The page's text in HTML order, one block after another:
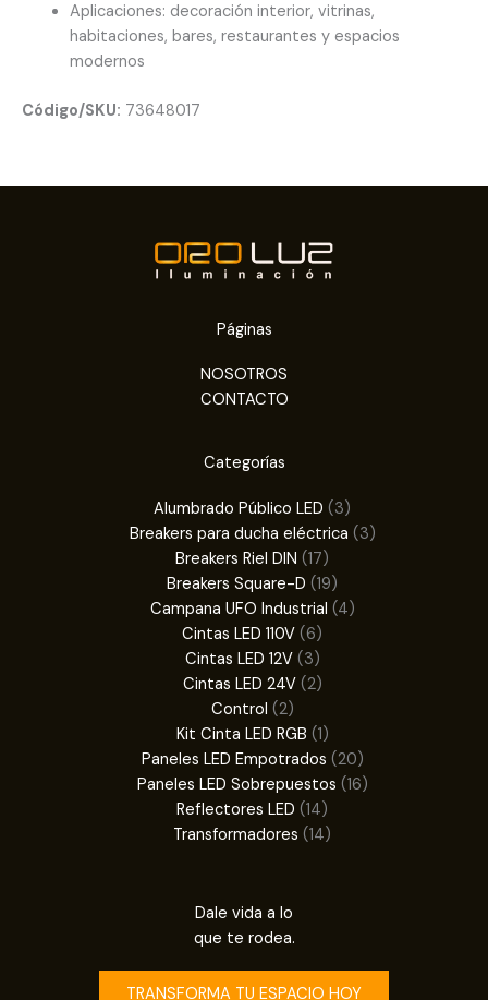
Aplicaciones: decoración interior, vitrinas,
habitaciones, bares, restaurantes y espacios
modernos
Código/SKU: 73648017
Páginas
NOSOTROS
CONTACTO
Categorías
Alumbrado Público LED 33
productos
Breakers para ducha eléctrica 33
Breakers Riel DIN 1717
productos
Breakers Square-D 1919
productos
Campana UFO Industrial 44
Cintas LED 110V 66
productos
Cintas LED 12V 33
productos
Cintas LED 24V 22
Control 22
productos
Kit Cinta LED RGB 11
producto
Paneles LED Empotrados 2020
productos
Paneles LED Sobrepuestos 1616
Reflectores LED 1414
productos
Transformadores 1414
Dale vida a lo
que te rodea.
TRANSFORMA TU ESPACIO HOY